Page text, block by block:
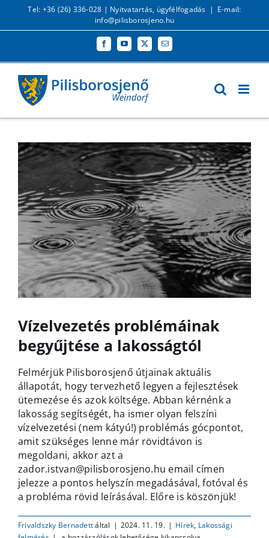
KihagyásTel: +36 (26) 336-028 | Nyitvatartás, ügyfélfogadás | E-mail:
info@pilisborosjeno.hu
FacebookYouTube
X Email:
Vízelvezetés problémáinak
begyűjtése a lakosságtól
Felmérjük Pilisborosjenő útjainak aktuális
állapotát, hogy tervezhető legyen a fejlesztések
ütemezése és azok költsége. Abban kérnénk a
lakosság segítségét, ha ismer olyan felszíni
vízelvezetési (nem kátyú!) problémás gócpontot,
amit szükséges lenne már rövidtávon is
megoldani, akkor azt a
zador.istvan@pilisborosjeno.hu email címen
jelezze a pontos helyszín megadásával, fotóval és
a probléma rövid leírásával. Előre is köszönjük!
Frivaldszky Bernadettáltal | 2024. 11. 19. | Hírek, Lakossági